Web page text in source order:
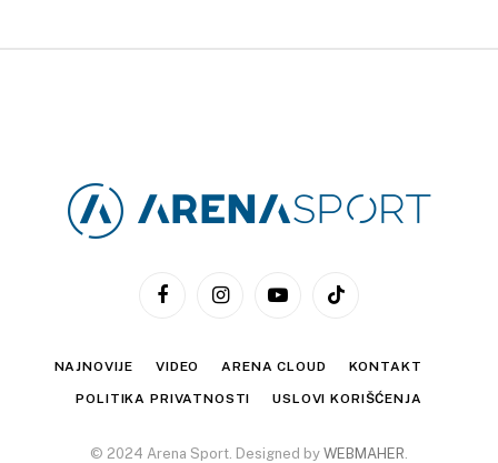
FacebookInstagramYouTubeTikTok
NAJNOVIJE VIDEO ARENA CLOUD KONTAKT
POLITIKA PRIVATNOSTI USLOVI KORIŠĆENJA
© 2024 Arena Sport. Designed by WEBMAHER